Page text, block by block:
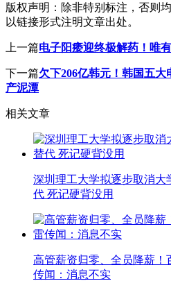
版权声明： 除非特别标注，否则
以链接形式注明文章出处。
上一篇电子阳痿迎终极解药！唯
下一篇欠下206亿韩元！韩国五
产泥潭
相关文章
深圳理工大学拟逐步取消
代 死记硬背没用
高管薪资归零、全员降薪
传闻：消息不实